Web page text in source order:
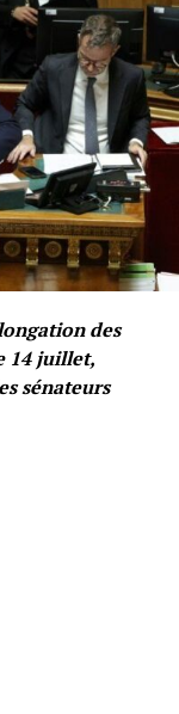
des
14 juillet,
sénateurs